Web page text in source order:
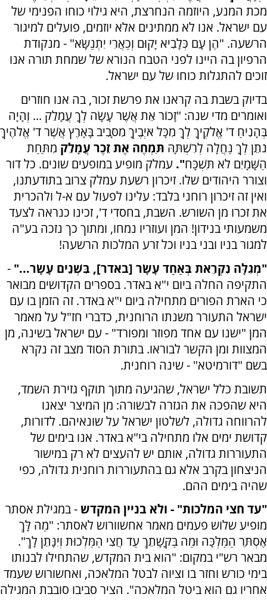
מכת המנע, היוזמה הנחרצת, היא גילוי כוחו הפנימי של
עם ישראל. אנו לא ממתינים אלא יוזמים, פועלים למיגור
הרשעה. "הֶן עָם כְּלָבִיא יָקוּם וְכַאֲרִי יִתְנַשָּׂא" - מנקודת
הרפיון בה היינו לפני הטבח הנורא של שמחת תורה אנו
זוכים להתגלות כוחו של עם ישראל.
בדיוק בשבת בה קראנו את פרשת זכור, בה אנו חוזרים
ואומרים מדי שנה: "זָכוֹר אֵת אֲשֶׁר עָשָׂה לְךָ עֲמָלֵק ... וְהָיָה
בְּהָנִיחַ ד' אֱלֹקֶיךָ לְךָ מִכָּל אֹיְבֶיךָ מִסָּבִיב בָּאָרֶץ אֲשֶׁר ד' אֱלֹהֶיךָ
נֹתֵן לְךָ נַחֲלָה לְרִשְׁתָּהּ תִּמְחֶה אֶת זֵכֶר עֲמָלֵק מִתַּחַת
הַשָּׁמָיִם לֹא תִּשְׁכָּח". עמלק מופיע במופעים שונים. כל דור
וצורר היהודים שלו. זיכרון רשעת עמלק צרוב בתודעתנו,
ואין זה זיכרון רוחני בלבד: עלינו לפעול עם א-ל ולהכרית
את זכרו מן השורש. השבת, בחסדי ד', זכינו כנראה לצעד
משמעותי בנידון! המן ועוזריו נמחו, ומתוך כך נזכה בע"ה
למגור בניו ובני בניו וכל זרע המלכות הרשעה!
"מְגִלָּה נִקְרֵאת בְּאַחַד עָשָׂר [באדר], בִּשְׁנֵים עָשָׂר..." -
התקיפה החלה ביום י"א באדר. בספרים הקדושים מבואר
כי הארת הפורים מתחילה ביום י"א באדר. זה הזמן בו עם
ישראל התעורר משנתו הרוחנית, כדברי חז"ל על מאמר
המן "ישנו עם אחד מפוזר ומפורד" - עם ישראל בשינה, מן
המצוות ומן הקשר לבוראו. בתורת הסוד מצב זה נקרא
בשם "דורמיטא" - שינה רוחנית.
תשובת כלל ישראל, שהגיעה מתוך תוקף גזירת השמד,
היא שהפכה את הגזרה לבשורה: מן המיצר יצאנו
להרווחה גדולה, לשלטון ישראל על שונאיהם. לדורות,
קדושת ימים אלו מתחילה בי"א באדר. אנו בימים של
התעוררות גדולה, אותם יש להעצים לא רק במישור
הניצחון בקרב אלא גם בהתעוררות רוחנית גדולה, כפי
שהיה בימים ההם.
"עד חצי המלכות" - ולא בניין המקדש - במגילת אסתר
מופיע שלוש פעמים מאמר אחשוורוש לאסתר: "מַה לָּךְ
אֶסְתֵּר הַמַּלְכָּה וּמַה בַּקָּשָׁתֵךְ עַד חֲצִי הַמַּלְכוּת וְיִנָּתֵן לָךְ".
מבאר רש"י במקום: "הוא בית המקדש, שהתחילו לבנותו
בימי כורש וחזר בו וציוה לבטל המלאכה, ואחשורוש שעמד
אחריו גם הוא ביטל המלאכה". הציר סביבו סובבת המגילה